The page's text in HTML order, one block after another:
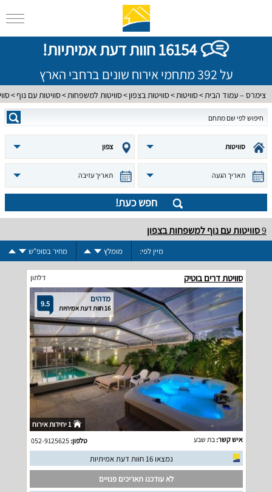
16154 חוות דעת אמיתיות!
על 392 מתחמי אירוח שונים ברחבי הארץ
צימרס – עמוד הבית סוויטות סוויטות בצפון סוויטות למשפחות סוויטות עם נוף
סוויטות צפון
תאריך הגעה תאריך עזיבה
חפש כעת!
9סוויטות עם נוף למשפחות בצפון
מיין לפי: מומלץ מחיר בסופ"ש
סוויטת דרים בוטיק דלתון
9.5 מדהים
16 חוות דעת אמיתיות
1 יחידות אירוח
איש קשר: בת שבע טלפון:052-9125625
נמצאו 16 חוות דעת אמיתיות
לא עודכנו תאריכים פנויים